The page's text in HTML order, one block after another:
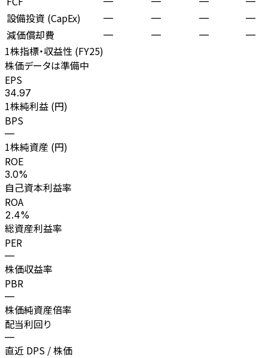
設備投資 (CapEx) — — — —
減価償却費 — — — —
1株指標・収益性 (FY25)
株価データは準備中
EPS
34.97
1株純利益 (円)
BPS
—
1株純資産 (円)
ROE
3.0%
自己資本利益率
ROA
2.4%
総資産利益率
PER
—
株価収益率
PBR
—
株価純資産倍率
配当利回り
—
直近 DPS / 株価